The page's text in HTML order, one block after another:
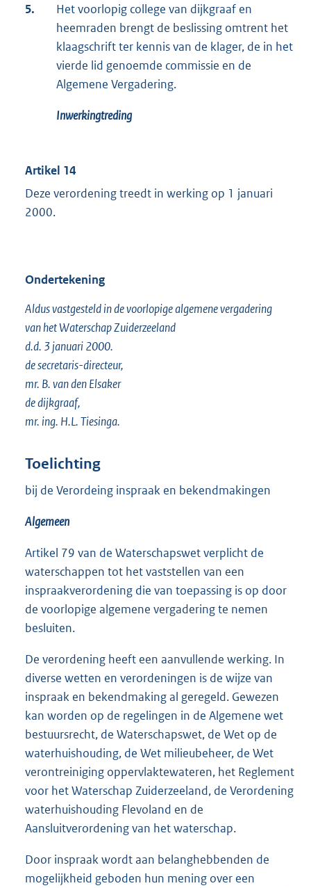
5.
Het voorlopig college van dijkgraaf en
heemraden brengt de beslissing omtrent het
klaagschrift ter kennis van de klager, de in het
vierde lid genoemde commissie en de
Algemene Vergadering.
Inwerkingtreding
Artikel 14
Deze verordening treedt in werking op 1 januari
2000.
Ondertekening
Aldus vastgesteld in de voorlopige algemene vergadering
van het Waterschap Zuiderzeeland
d.d. 3 januari 2000.
de secretaris-directeur,
mr. B. van den Elsaker
de dijkgraaf,
mr. ing. H.L. Tiesinga.
Toelichting
bij de Verordeing inspraak en bekendmakingen
Algemeen
Artikel 79 van de Waterschapswet verplicht de
waterschappen tot het vaststellen van een
inspraakverordening die van toepassing is op door
de voorlopige algemene vergadering te nemen
besluiten.
De verordening heeft een aanvullende werking. In
diverse wetten en verordeningen is de wijze van
inspraak en bekendmaking al geregeld. Gewezen
kan worden op de regelingen in de Algemene wet
bestuursrecht, de Waterschapswet, de Wet op de
waterhuishouding, de Wet milieubeheer, de Wet
verontreiniging oppervlaktewateren, het Reglement
voor het Waterschap Zuiderzeeland, de Verordening
waterhuishouding Flevoland en de
Aansluitverordening van het waterschap.
Door inspraak wordt aan belanghebbenden de
mogelijkheid geboden hun mening over een